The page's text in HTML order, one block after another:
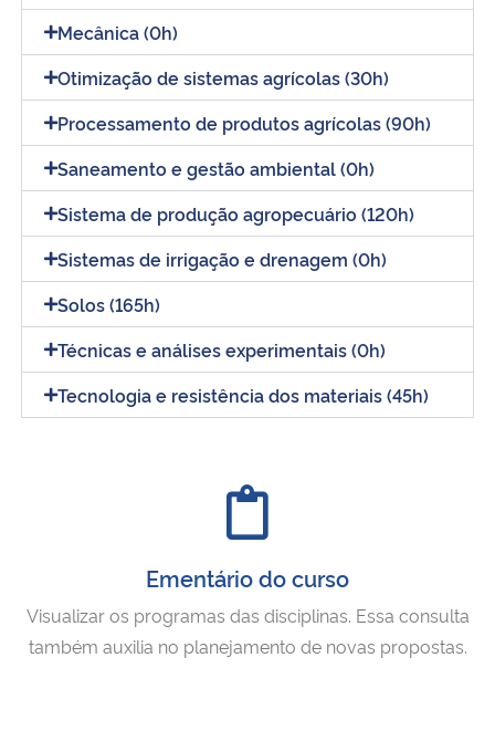
Mecânica (0h)
Otimização de sistemas agrícolas (30h)
Processamento de produtos agrícolas (90h)
Saneamento e gestão ambiental (0h)
Sistema de produção agropecuário (120h)
Sistemas de irrigação e drenagem (0h)
Solos (165h)
Técnicas e análises experimentais (0h)
Tecnologia e resistência dos materiais (45h)
Ementário do curso
Visualizar os programas das disciplinas. Essa consulta
também auxilia no planejamento de novas propostas.